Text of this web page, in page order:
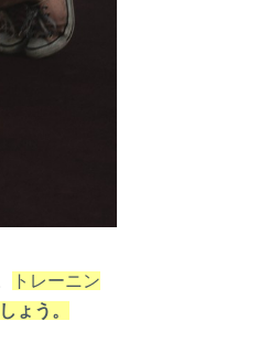
トレーニン
ょう。